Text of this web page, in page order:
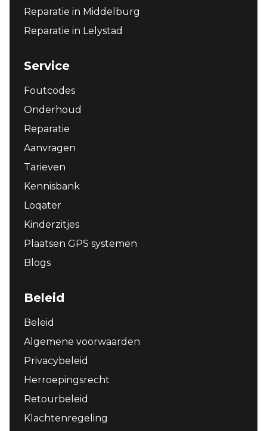
Reparatie in Middelburg
Reparatie in Lelystad
Service
Foutcodes
Onderhoud
Reparatie
Aanvragen
Tarieven
Kennisbank
Loqater
Kinderzitjes
Plaatsen GPS systemen
Blogs
Beleid
Beleid
Algemene voorwaarden
Privacybeleid
Herroepingsrecht
Retourbeleid
Klachtenregeling